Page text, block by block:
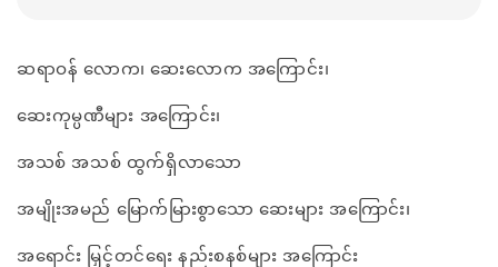
ဆရာဝန် လောက၊ ဆေးလောက အကြောင်း၊
ဆေးကုမ္ပဏီများ အကြောင်း၊
အသစ် အသစ် ထွက်ရှိလာသော
အမျိုးအမည် မြောက်မြားစွာသော ဆေးများ အကြောင်း၊
အရောင်း မြှင့်တင်ရေး နည်းစနစ်များ အကြောင်း